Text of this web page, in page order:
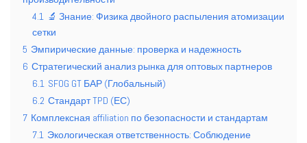
4.1 🔬 Знание: Физика двойного распыления атомизации
сетки
5 Эмпирические данные: проверка и надежность
6 Стратегический анализ рынка для оптовых партнеров
6.1 SFOG GT БАР (Глобальный)
6.2 Стандарт TPD (ЕС)
7 Комплексная affiliation по безопасности и стандартам
7.1 Экологическая ответственность: Соблюдение